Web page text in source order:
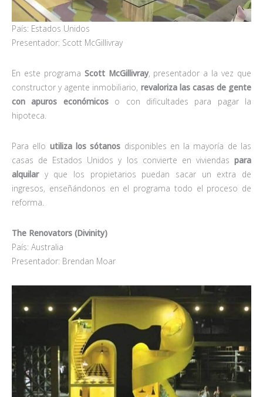
País: Estados Unidos
Presentador: Scott McGillivray
En este programa Scott McGillivray, presentador a la vez que
constructor y agente inmobiliario, revaloriza las casas de gente
con apuros económicoso con dificultades para pagar la
hipoteca.
Para ello utiliza los sótanos disponibles en la mayoría de las
casas de Estados Unidos y los convierte en viviendas para
alquilary que los propietarios puedan sacar un extra de
ingresos, enseñándonos en el programa todo el proceso de
reforma.
The Renovators (Divinity)
País: Australia
Presentador: Brendan Moar